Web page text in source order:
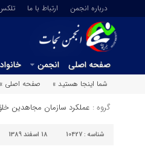
درباره انجمن ارتباط با ما
صفحه اصلی انجمن
شما اینجا هستید »
صفحه اصلی »
گروه : عملکرد سازمان مجاهدین
شناسه : 10427 18 اسفند 1389